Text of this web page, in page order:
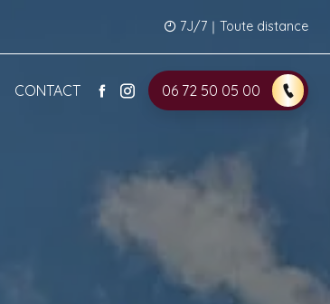
7J/7｜Toute distance
CONTACT 06 72 50 05 00